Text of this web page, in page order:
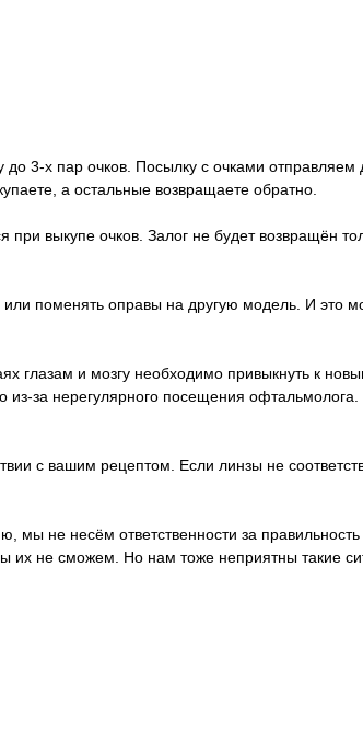
3-х пар очков. Посылку с очками отправляем
а остальные возвращаете обратно.
выкупе очков. Залог не будет возвращён
поменять оправы на другую модель. И это
глазам и мозгу необходимо привыкнуть к
за нерегулярного посещения
с вашим рецептом. Если линзы не
мы не несём ответственности за
их не сможем. Но нам тоже неприятны такие